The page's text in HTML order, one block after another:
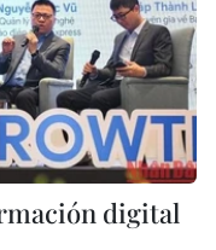
digital